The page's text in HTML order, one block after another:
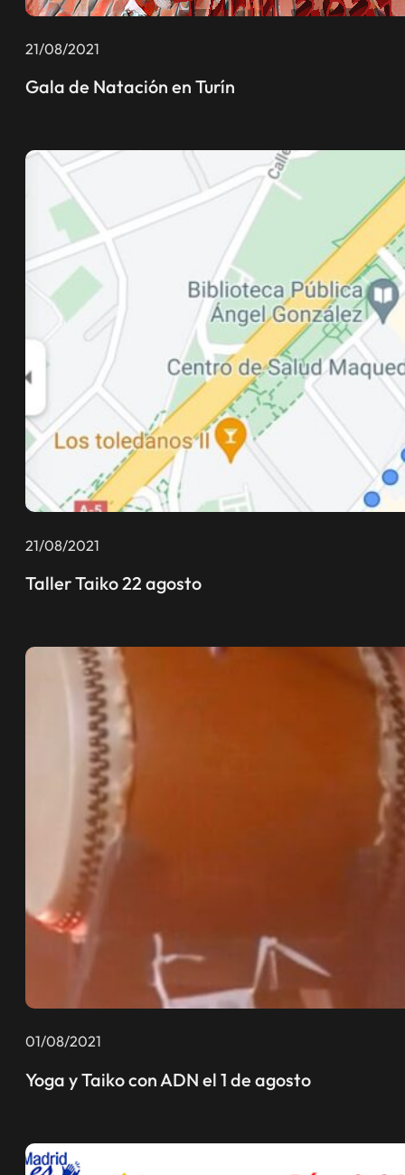
21/08/2021
Gala de Natación en Turín
21/08/2021
Taller Taiko 22 agosto
01/08/2021
Yoga y Taiko con ADN el 1 de agosto